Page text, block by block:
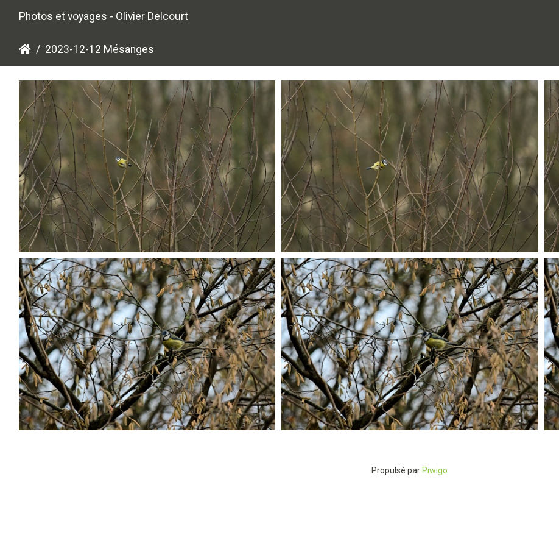
Photos et voyages - Olivier Delcourt
2023-12-12 Mésanges
PC124509 PC124513
Propulsé par Piwigo